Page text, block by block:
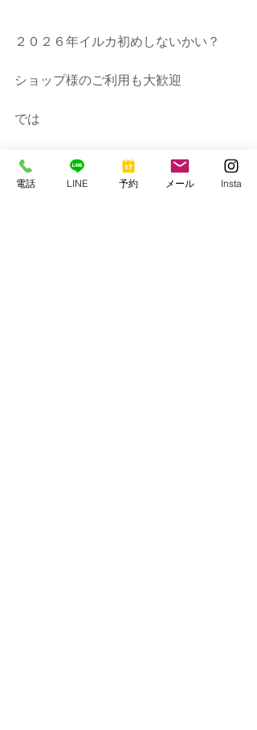
２０２６年イルカ初めしないかい？
ショップ様のご利用も大歓迎
では
串本マリンセンター
https://www.kmcscuba1977.com/
電話 LINE 予約 メール Insta